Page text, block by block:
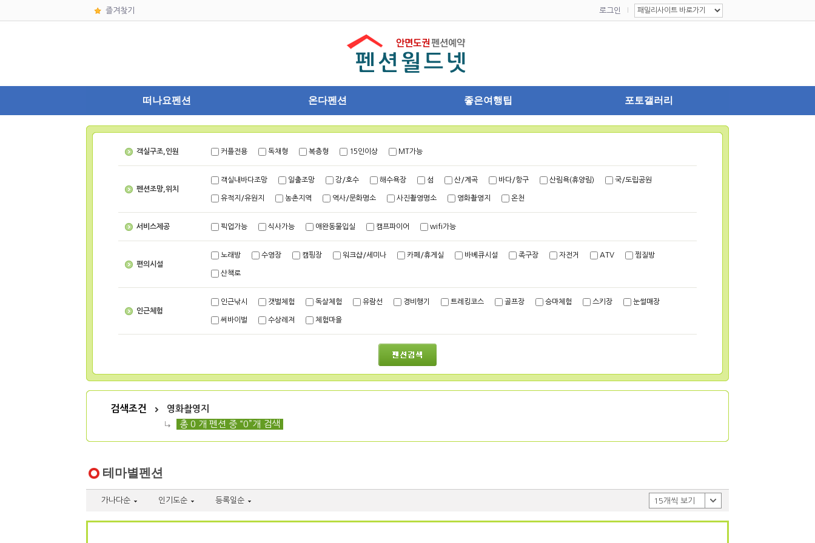
즐겨찾기 로그인
떠나요펜션 온다펜션 좋은여행팁 포토갤러리
객실구조,인원 커플전용 독채형 복층형 15인이상 MT가능
펜션조망,위치
객실내바다조망 일출조망 강/호수 해수욕장 섬 산/계곡 바다/항구 산림욕(휴양림) 국/도립공원
유적지/유원지 농촌지역 역사/문화명소 사진촬영명소 영화촬영지 온천
서비스제공 픽업가능 식사가능 애완동물입실 캠프파이어 wifi가능
편의시설
노래방 수영장 캠핑장 워크샵/세미나 카페/휴게실 바베큐시설 족구장 자전거 ATV 찜질방
산책로
인근체험
인근낚시 갯벌체험 독살체험 유람선 경비행기 트레킹코스 골프장 승마체험 스키장 눈썰매장
써바이벌 수상레져 체험마을
검색조건
영화촬영지
총 0 개 펜션 중 “0”개 검색
테마별펜션
가나다순 인기도순 등록일순 15개씩 보기